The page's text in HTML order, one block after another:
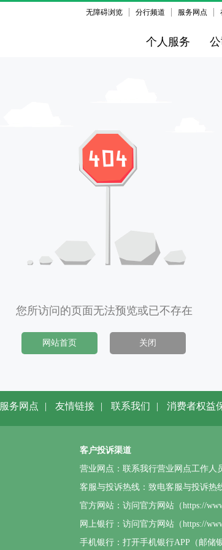
无障碍浏览 分行频道 服务网点
个人服务
您所访问的页面无法预览或已不存在
网站首页 关闭
服务网点 | 友情链接 | 联系我们 | 消费者权益
客户投诉渠道
营业网点：联系我行营业网点工作人
客服与投诉热线：致电客服与投诉热线
官方网站：访问官方网站（https://
网上银行：访问官方网站（https://
手机银行：打开手机银行APP（邮储